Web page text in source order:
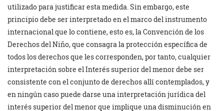
utilizado para justificar esta medida. Sin embargo, este
principio debe ser interpretado en el marco del instrumento
internacional que lo contiene, esto es, la Convención de los
Derechos del Niño, que consagra la protección específica de
todos los derechos que les corresponden, por tanto, cualquier
interpretación sobre el Interés superior del menor debe ser
consistente con el conjunto de derechos allí contemplados, y
en ningún caso puede darse una interpretación jurídica del
interés superior del menor que implique una disminución en